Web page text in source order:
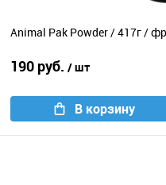
Animal Pak Powder / 417г /
190 руб. / шт
В корзину